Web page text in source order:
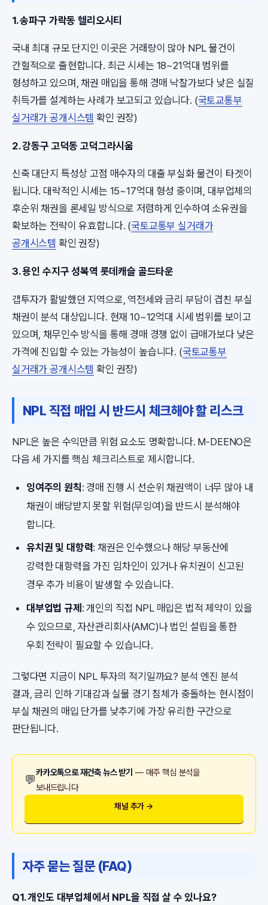
1. 송파구 가락동 헬리오시티
국내 최대 규모 단지인 이곳은 거래량이 많아 NPL 물건이
간헐적으로 출현합니다. 최근 시세는 18~21억대 범위를
형성하고 있으며, 채권 매입을 통해 경매 낙찰가보다 낮은 실질
취득가를 설계하는 사례가 보고되고 있습니다. (국토교통부
실거래가 공개시스템 확인 권장)
2. 강동구 고덕동 고덕그라시움
신축 대단지 특성상 고점 매수자의 대출 부실화 물건이 타겟이
됩니다. 대략적인 시세는 15~17억대 형성 중이며, 대부업체의
후순위 채권을 론세일 방식으로 저렴하게 인수하여 소유권을
확보하는 전략이 유효합니다. (국토교통부 실거래가
공개시스템 확인 권장)
3. 용인 수지구 성복역 롯데캐슬 골드타운
갭투자가 활발했던 지역으로, 역전세와 금리 부담이 겹친 부실
채권이 분석 대상입니다. 현재 10~12억대 시세 범위를 보이고
있으며, 채무인수 방식을 통해 경매 경쟁 없이 급매가보다 낮은
가격에 진입할 수 있는 가능성이 높습니다. (국토교통부
실거래가 공개시스템 확인 권장)
NPL 직접 매입 시 반드시 체크해야 할 리스크
NPL은 높은 수익만큼 위험 요소도 명확합니다. M-DEENO은
다음 세 가지를 핵심 체크리스트로 제시합니다.
잉여주의 원칙: 경매 진행 시 선순위 채권액이 너무 많아 내
채권이 배당받지 못할 위험(무잉여)을 반드시 분석해야
합니다.
유치권 및 대항력: 채권은 인수했으나 해당 부동산에
강력한 대항력을 가진 임차인이 있거나 유치권이 신고된
경우 추가 비용이 발생할 수 있습니다.
대부업법 규제 : 개인의 직접 NPL 매입은 법적 제약이 있을
수 있으므로, 자산관리회사(AMC)나 법인 설립을 통한
우회 전략이 필요할 수 있습니다.
그렇다면 지금이 NPL 투자의 적기일까요? 분석 엔진 분석
결과, 금리 인하 기대감과 실물 경기 침체가 충돌하는 현시점이
부실 채권의 매입 단가를 낮추기에 가장 유리한 구간으로
판단됩니다.
💬
카카오톡으로 재건축 뉴스 받기 — 매주 핵심 분석을
보내드립니다
채널 추가 →
자주 묻는 질문 (FAQ)
Q1. 개인도 대부업체에서 NPL을 직접 살 수 있나요?